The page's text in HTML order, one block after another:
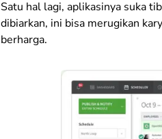
Satu hal lagi, aplikasinya suka
dibiarkan, ini bisa merugikan
berharga.